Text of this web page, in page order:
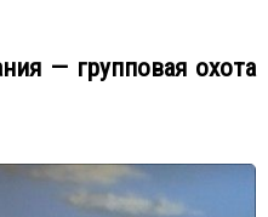
— групповая охота